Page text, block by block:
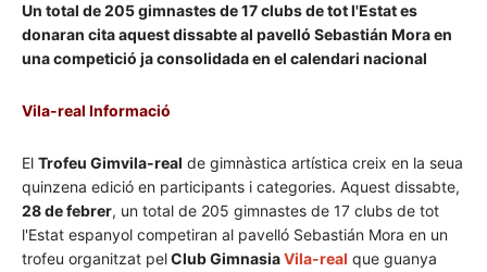
Un total de 205 gimnastes de 17 clubs de tot l'Estat es
donaran cita aquest dissabte al pavelló Sebastián Mora en
una competició ja consolidada en el calendari nacional
Vila-real Informació
El Trofeu Gimvila-real de gimnàstica artística creix en la seua
quinzena edició en participants i categories. Aquest dissabte,
28 de febrer, un total de 205 gimnastes de 17 clubs de tot
l'Estat espanyol competiran al pavelló Sebastián Mora en un
trofeu organitzat pelClub GimnasiaVila-real que guanya